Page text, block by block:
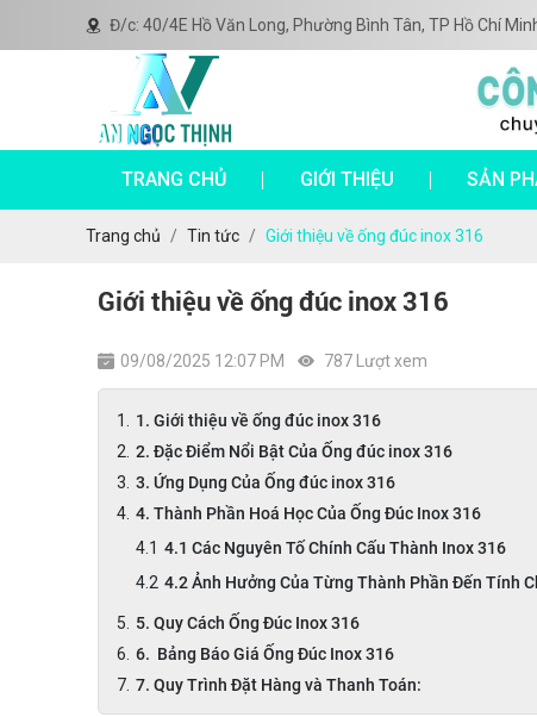
Đ/c: 40/4E Hồ Văn Long, Phường Bình Tân, TP Hồ Chí
TRANG CHỦ GIỚI THIỆU SẢN
Trang chủ Tin tức Giới thiệu về ống đúc inox 316
Giới thiệu về ống đúc inox 316
09/08/2025 12:07 PM 787 Lượt xem
1. Giới thiệu về ống đúc inox 316
2. Đặc Điểm Nổi Bật Của Ống đúc inox 316
3. Ứng Dụng Của Ống đúc inox 316
4. Thành Phần Hoá Học Của Ống Đúc Inox 316
4.1 Các Nguyên Tố Chính Cấu Thành Inox 316
4.2 Ảnh Hưởng Của Từng Thành Phần Đến Tính
5. Quy Cách Ống Đúc Inox 316
6. Bảng Báo Giá Ống Đúc Inox 316
7. Quy Trình Đặt Hàng và Thanh Toán: